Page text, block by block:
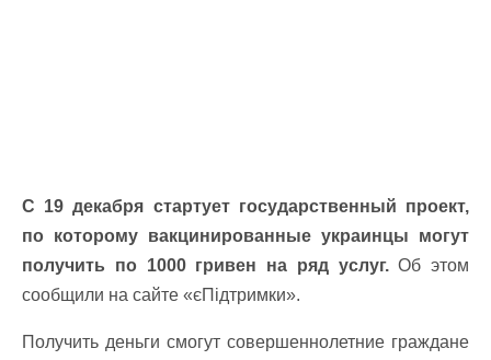
С 19 декабря стартует государственный проект,
по которому вакцинированные украинцы могут
получить по 1000 гривен на ряд услуг.Об этом
сообщили на сайте «єПідтримки».
Получить деньги смогут совершеннолетние граждане